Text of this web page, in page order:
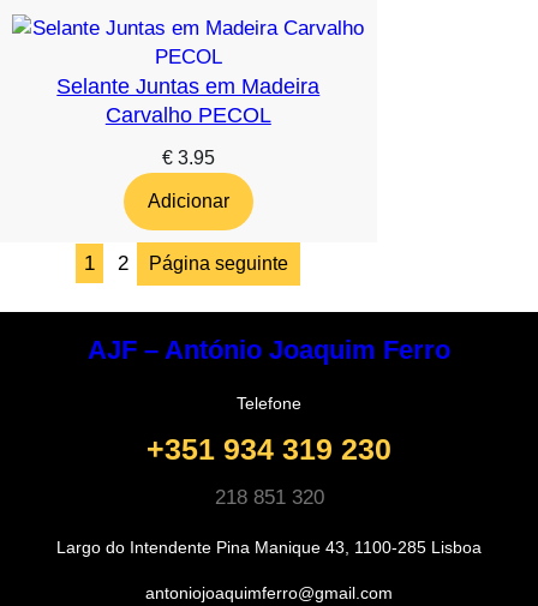
Selante Juntas em Madeira
Carvalho PECOL
€3.95
Adicionar
1 2 Página seguinte
AJF – António Joaquim Ferro
Telefone
+351 934 319 230
218 851 320
Largo do Intendente Pina Manique 43, 1100-285 Lisboa
antoniojoaquimferro@gmail.com